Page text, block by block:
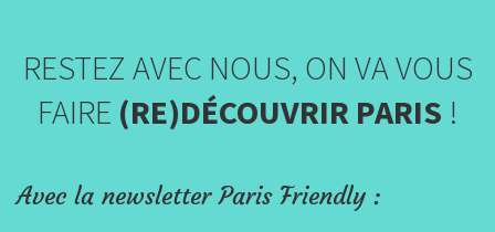
RESTEZ AVEC NOUS, ON VA VOUS
FAIRE (RE)DÉCOUVRIR PARIS !
Avec la newsletter Paris Friendly :